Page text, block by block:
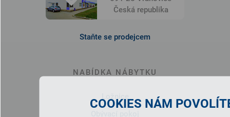
COOKIES NÁM
Česká republika
Staňte se prodejcem
NABÍDKA NÁBYTKU